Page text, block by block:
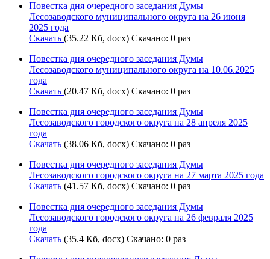
Повестка дня очередного заседания Думы
Лесозаводского муниципального округа на 26 июня
2025 года
Скачать (35.22 Кб, docx) Скачано: 0 раз
Повестка дня очередного заседания Думы
Лесозаводского муниципального округа на 10.06.2025
года
Скачать (20.47 Кб, docx) Скачано: 0 раз
Повестка дня очередного заседания Думы
Лесозаводского городского округа на 28 апреля 2025
года
Скачать (38.06 Кб, docx) Скачано: 0 раз
Повестка дня очередного заседания Думы
Лесозаводского городского округа на 27 марта 2025 года
Скачать (41.57 Кб, docx) Скачано: 0 раз
Повестка дня очередного заседания Думы
Лесозаводского городского округа на 26 февраля 2025
года
Скачать (35.4 Кб, docx) Скачано: 0 раз